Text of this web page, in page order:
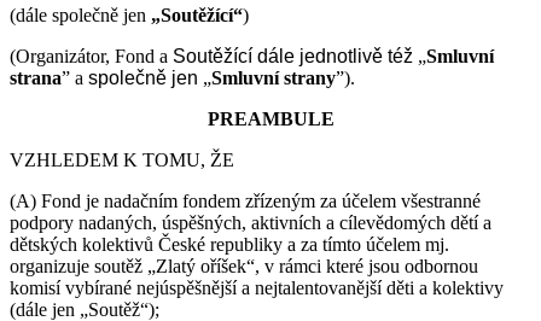
(dále společně jen „Soutěžící“)
(Organizátor, Fond a Soutěžící dále jednotlivě též „Smluvní
strana” a společně jen „Smluvní strany”).
PREAMBULE
VZHLEDEM K TOMU, ŽE
(A) Fond je nadačním fondem zřízeným za účelem všestranné
podpory nadaných, úspěšných, aktivních a cílevědomých dětí a
dětských kolektivů České republiky a za tímto účelem mj.
organizuje soutěž „Zlatý oříšek“, v rámci které jsou odbornou
komisí vybírané nejúspěšnější a nejtalentovanější děti a kolektivy
(dále jen „Soutěž“);